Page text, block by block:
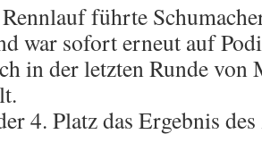
führte
war sofort erneut auf
in der letzten Runde von
4. Platz das Ergebnis